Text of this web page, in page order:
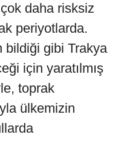
daha risksiz
periyotlarda.
bildiği gibi Trakya
için yaratılmış
toprak
ülkemizin